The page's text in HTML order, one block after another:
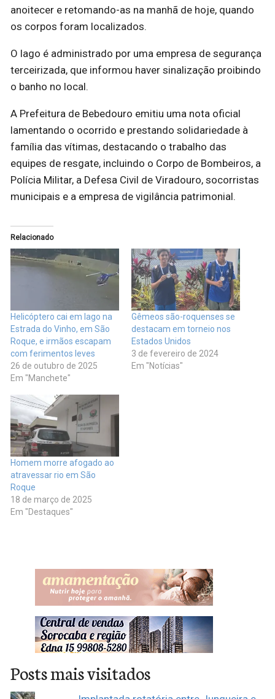
anoitecer e retomando-as na manhã de hoje, quando
os corpos foram localizados.
O lago é administrado por uma empresa de segurança
terceirizada, que informou haver sinalização proibindo
o banho no local.
A Prefeitura de Bebedouro emitiu uma nota oficial
lamentando o ocorrido e prestando solidariedade à
família das vítimas, destacando o trabalho das
equipes de resgate, incluindo o Corpo de Bombeiros, a
Polícia Militar, a Defesa Civil de Viradouro, socorristas
municipais e a empresa de vigilância patrimonial.
Relacionado
Helicóptero cai em lago na
Estrada do Vinho, em São
Roque, e irmãos escapam
com ferimentos leves
26 de outubro de 2025
Em "Manchete"
Gêmeos são-roquenses se
destacam em torneio nos
Estados Unidos
3 de fevereiro de 2024
Em "Notícias"
Homem morre afogado ao
atravessar rio em São
Roque
18 de março de 2025
Em "Destaques"
Posts mais visitados